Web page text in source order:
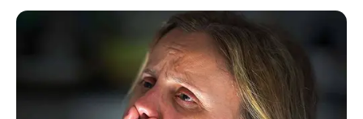
als auch im Winter ein beliebtes
Berliner Fernsehturm
(7 mal gewählt)
Im Zentrum von Berlin, in der Nähe des